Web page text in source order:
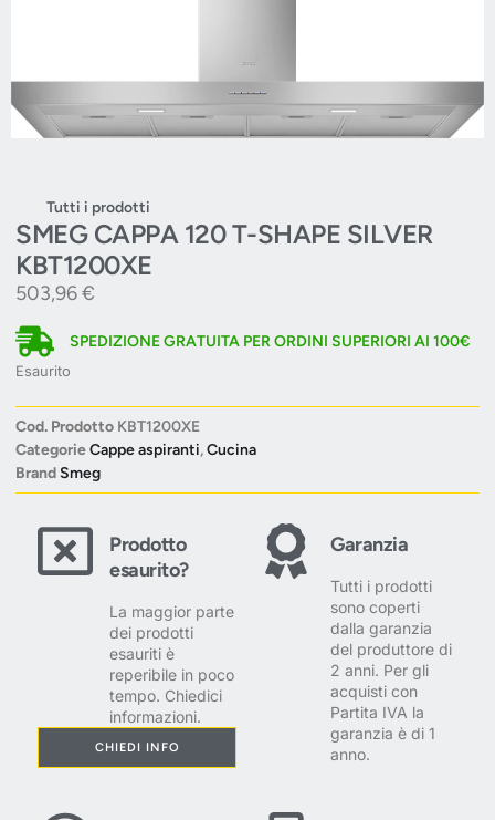
Tutti i prodotti
SMEG CAPPA 120 T-SHAPE SILVER
KBT1200XE
503,96€
SPEDIZIONE GRATUITA PER ORDINI SUPERIORI AI 100€
Esaurito
Cod. Prodotto KBT1200XE
CategorieCappe aspiranti,Cucina
BrandSmeg
Prodotto
esaurito?
La maggior parte
dei prodotti
esauriti è
reperibile in poco
tempo. Chiedici
informazioni.
CHIEDI INFO
Garanzia
Tutti i prodotti
sono coperti
dalla garanzia
del produttore di
2 anni. Per gli
acquisti con
Partita IVA la
garanzia è di 1
anno.